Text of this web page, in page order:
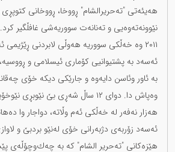
هەیئەتی "تەحریرالشام" ڕووخا، ڕووخانی
نێوونەتەوەیی و تەنانەت سووریەشی غافڵگیر
٢٠١١ وە خەڵكی سووریە هەوڵی لابردنی ڕێژیمی
ئەسەد بە پشتیوانیی كۆماری ئیسلامی و
بە ئاور وئاسن دایەوە و جارێكی دیكە خۆی
وەپاش دا. دوای ١٢ ساڵ شەڕی بێ
هەزار نەفەر لە خەڵكی ئەم وڵاتە، دواجار وا
ئەسەد زۆربەی دژبەرانی خۆی لەنێو بردبێ و
هێزەكانی "تەحریر الشام" كە بە چەك‌وچۆڵەی